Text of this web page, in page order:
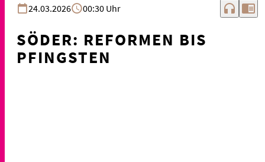
24.03.2026
00:30 Uhr headphones chrome_reader_mode
SÖDER: REFORMEN BIS
PFINGSTEN